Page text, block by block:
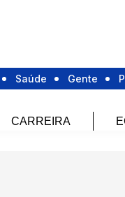
Saúde Gente
CARREIRA